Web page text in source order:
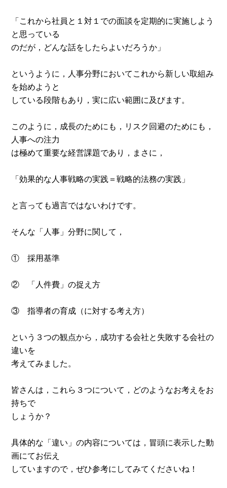
「これから社員と１対１での面談を定期的に実施しよう
と思っている
のだが，どんな話をしたらよいだろうか」
というように，人事分野においてこれから新しい取組み
を始めようと
している段階もあり，実に広い範囲に及びます。
このように，成長のためにも，リスク回避のためにも，
人事への注力
は極めて重要な経営課題であり，まさに，
「効果的な人事戦略の実践＝戦略的法務の実践」
と言っても過言ではないわけです。
そんな「人事」分野に関して，
① 採用基準
② 「人件費」の捉え方
③ 指導者の育成（に対する考え方）
という３つの観点から，成功する会社と失敗する会社の
違いを
考えてみました。
皆さんは，これら３つについて，どのようなお考えをお
持ちで
しょうか？
具体的な「違い」の内容については，冒頭に表示した動
画にてお伝え
していますので，ぜひ参考にしてみてくださいね！